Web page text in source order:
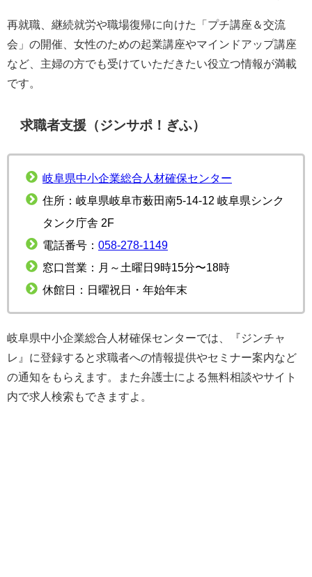
再就職、継続就労や職場復帰に向けた「プチ講座＆交流
会」の開催、女性のための起業講座やマインドアップ講座
など、主婦の方でも受けていただきたい役立つ情報が満載
です。
求職者支援（ジンサポ！ぎふ）
岐阜県中小企業総合人材確保センター
住所：岐阜県岐阜市薮田南5-14-12 岐阜県シンク
タンク庁舎 2F
電話番号： 058-278-1149
窓口営業：月～土曜日9時15分〜18時
休館日：日曜祝日・年始年末
岐阜県中小企業総合人材確保センターでは、『ジンチャ
レ』に登録すると求職者への情報提供やセミナー案内など
の通知をもらえます。また弁護士による無料相談やサイト
内で求人検索もできますよ。